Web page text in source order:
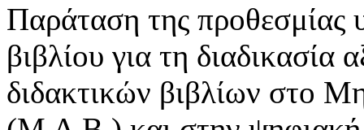
Παράταση της προθεσμίας
βιβλίου για τη διαδικασία
διδακτικών βιβλίων στο